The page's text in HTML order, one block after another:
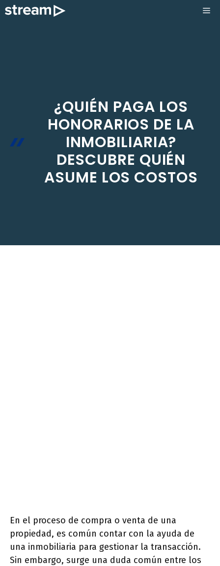
Saltar
¿QUIÉN PAGA LOS
HONORARIOS DE LA
INMOBILIARIA?
DESCUBRE QUIÉN
ASUME LOS COSTOS
En el proceso de compra o venta de una
propiedad, es común contar con la ayuda de
una inmobiliaria para gestionar la transacción.
Sin embargo, surge una duda común entre los